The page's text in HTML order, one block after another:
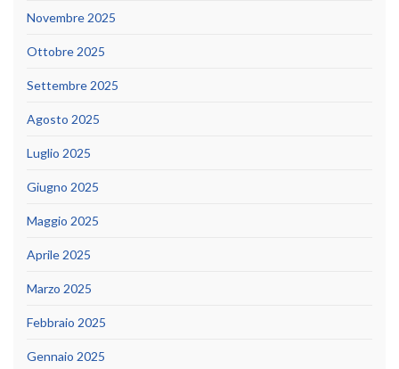
Novembre 2025
Ottobre 2025
Settembre 2025
Agosto 2025
Luglio 2025
Giugno 2025
Maggio 2025
Aprile 2025
Marzo 2025
Febbraio 2025
Gennaio 2025